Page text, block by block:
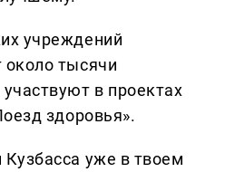
учреждений
около тысячи
в проектах
здоровья».
уже в твоем